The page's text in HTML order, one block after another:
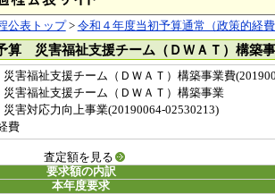
公表トップ> 令和４年度当初予算通常（政策的経
算 災害福祉支援チーム（ＤＷＡＴ）構築
災害福祉支援チーム（ＤＷＡＴ）構築事業費
災害福祉支援チーム（ＤＷＡＴ）構築事業
災害対応力向上事業(20190064-02530213)
費
査定額を見る
要求額の内訳
本年度要求